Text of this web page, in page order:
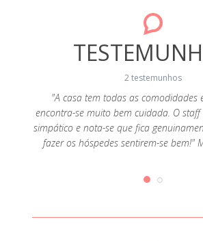
2 testemunhos
"A casa tem todas as comodidades
encontra-se muito bem cuidada. O
simpático e nota-se que fica
fazer os hóspedes sentirem-se bem!"